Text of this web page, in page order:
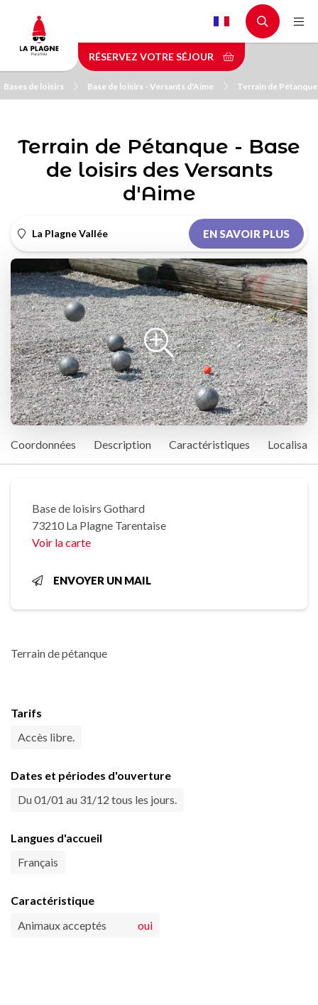
contenu
principal
RÉSERVEZ VOTRE SÉJOUR
Bases de loisirs Base de loisirs - Versants d'Aime Terrain de
Terrain de Pétanque - Base
de loisirs des Versants
d'Aime
La Plagne Vallée EN SAVOIR PLUS
Coordonnées Description Caractéristiques
Base de loisirs Gothard
73210 La Plagne Tarentaise
Voir la carte
ENVOYER UN MAIL
Terrain de pétanque
Tarifs
Accès libre.
Dates et périodes d'ouverture
Du 01/01 au 31/12 tous les jours.
Langues d'accueil
Français
Caractéristique
Animaux acceptés
oui